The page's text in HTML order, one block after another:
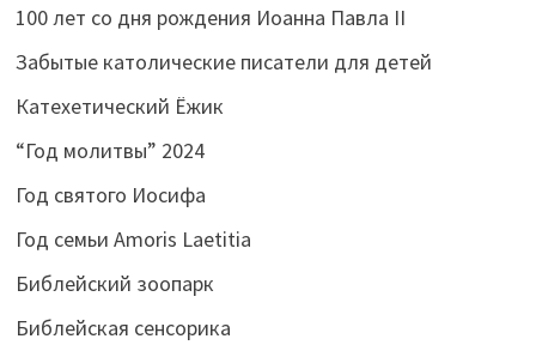
100 лет со дня рождения Иоанна Павла II
Забытые католические писатели для детей
Катехетический Ёжик
“Год молитвы” 2024
Год святого Иосифа
Год семьи Amoris Laetitia
Библейский зоопарк
Библейская сенсорика